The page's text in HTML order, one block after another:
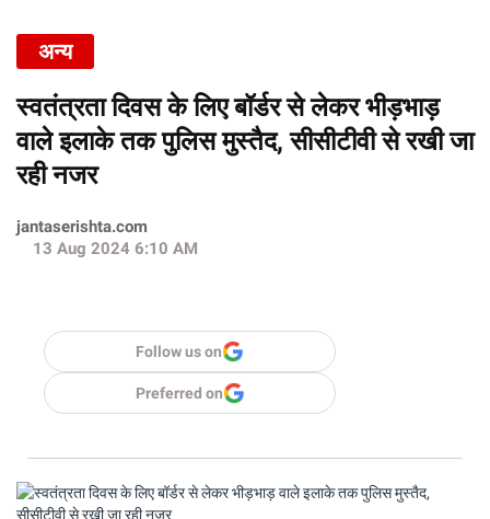
अन्य
स्वतंत्रता दिवस के लिए बॉर्डर से लेकर भीड़भाड़
वाले इलाके तक पुलिस मुस्तैद, सीसीटीवी से रखी जा
रही नजर
jantaserishta.com
13 Aug 2024 6:10 AM
Follow us on
Preferred on